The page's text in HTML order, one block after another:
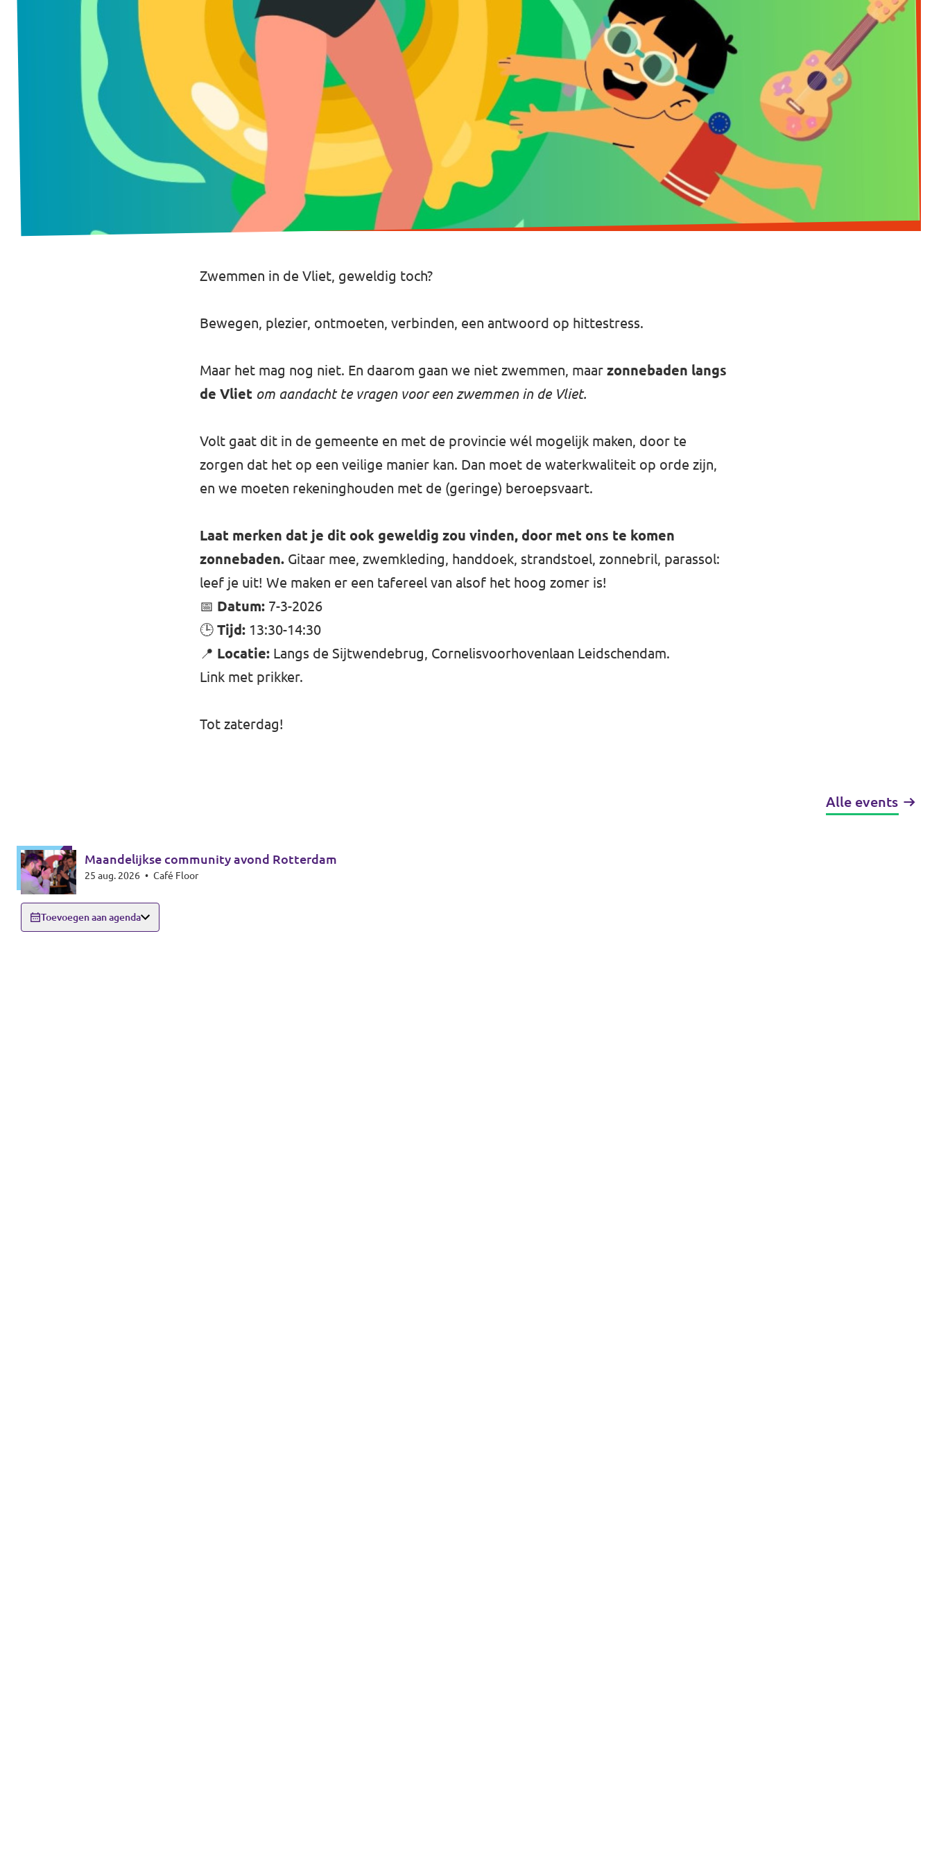
Afdelingsbesturen
Bestuur Haag- en Rijnland
Bestuur Rotterdam Zuid-Holland Zuid
Vacatures
Vacatures Volt Zuid-Holland Zuid
Zwemmen in de Vliet, geweldig toch?
Bewegen, plezier, ontmoeten, verbinden, een antwoord op hittestress.
Maar het mag nog niet. En daarom gaan we niet zwemmen, maar zonnebaden langs
de Vliet om aandacht te vragen voor een zwemmen in de Vliet.
Volt gaat dit in de gemeente en met de provincie wél mogelijk maken, door te
zorgen dat het op een veilige manier kan. Dan moet de waterkwaliteit op orde zijn,
en we moeten rekeninghouden met de (geringe) beroepsvaart.
Laat merken dat je dit ook geweldig zou vinden, door met ons te komen
zonnebaden. Gitaar mee, zwemkleding, handdoek, strandstoel, zonnebril, parassol:
leef je uit! We maken er een tafereel van alsof het hoog zomer is!
📅 Datum: 7-3-2026
🕒 Tijd: 13:30-14:30
📍 Locatie: Langs de Sijtwendebrug, Cornelisvoorhovenlaan Leidschendam.
Link met prikker.
Tot zaterdag!
Alle events
Maandelijkse community avond Rotterdam
25 aug. 2026 • Café Floor
Toevoegen aan agenda